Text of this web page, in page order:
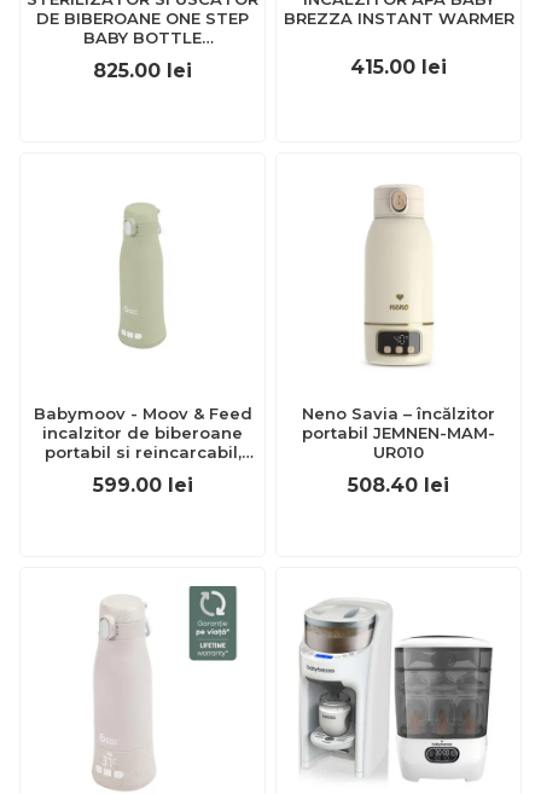
DE BIBEROANE ONE STEP
BABY BOTTLE
825.00 lei
BREZZA INSTANT WARMER
415.00 lei
Babymoov - Moov & Feed
incalzitor de biberoane
portabil si reincarcabil,
599.00 lei
Neno Savia – încălzitor
portabil JEMNEN-MAM-
UR010
508.40 lei